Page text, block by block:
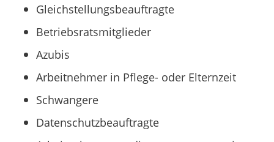
Gleichstellungsbeauftragte
Betriebsratsmitglieder
Azubis
Arbeitnehmer in Pflege- oder Elternzeit
Schwangere
Datenschutzbeauftragte